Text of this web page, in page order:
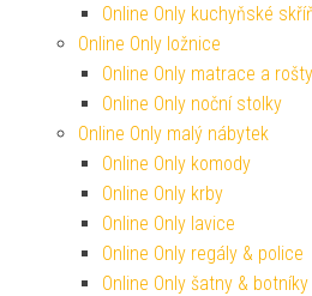
Online Only kuchyňské
Online Only ložnice
Online Only matrace a rošty
Online Only noční stolky
Online Only malý nábytek
Online Only komody
Online Only krby
Online Only lavice
Online Only regály & police
Online Only šatny & botníky